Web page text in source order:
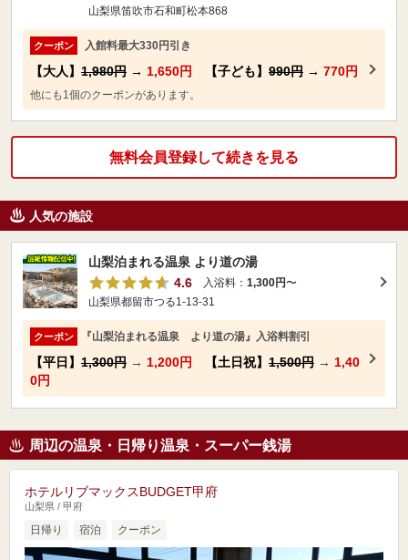
山梨県笛吹市石和町松本868
クーポン 入館料最大330円引き
【大人】 1,980円 → 1,650円 【子ども】 990円 → 770円
他にも1個のクーポンがあります。
無料会員登録して続きを見る
人気の施設
山梨泊まれる温泉 より道の湯
4.6
入浴料： 1,300円〜
山梨県都留市つる1-13-31
クーポン 『山梨泊まれる温泉 より道の湯』入浴料割引
【平日】 1,300円 → 1,200円 【土日祝】 1,500円 → 1,40
0円
周辺の温泉・日帰り温泉・スーパー銭湯
ホテルリブマックスBUDGET甲府
山梨県 / 甲府
日帰り 宿泊 クーポン